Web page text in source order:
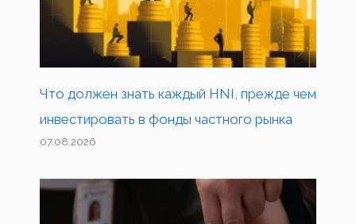
Что должен знать каждый HNI, прежде чем
инвестировать в фонды частного рынка
07.08.2026